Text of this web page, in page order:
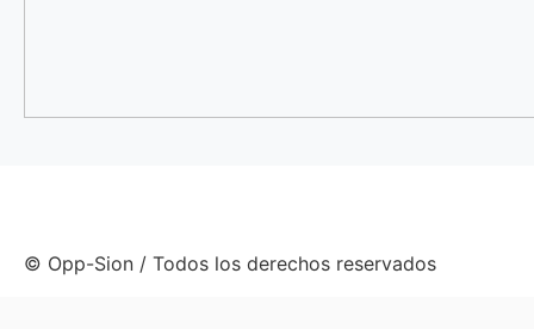
© Opp-Sion / Todos los derechos reservados